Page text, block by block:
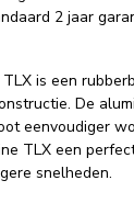
2 jaar
is een
De
eenvoudiger
TLX een
snelheden.